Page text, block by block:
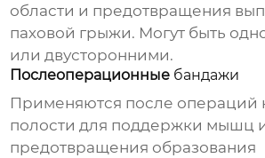
области и предотвращения
паховой грыжи. Могут быть
или двусторонними.
Послеоперационные бандажи
Применяются после
полости для поддержки мышц
предотвращения образования